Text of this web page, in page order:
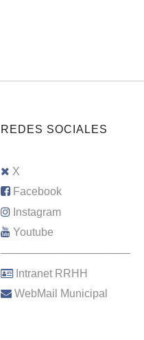
REDES SOCIALES
X
Facebook
Instagram
Youtube
–––––––––––––––––––––
Intranet RRHH
WebMail Municipal